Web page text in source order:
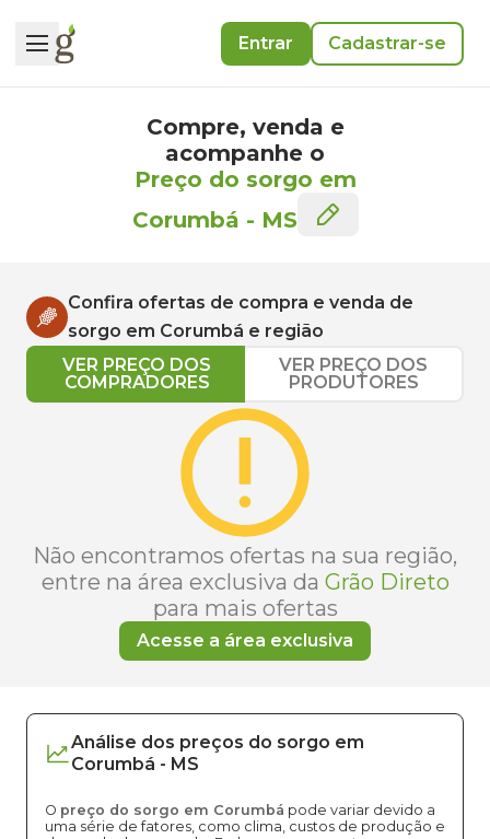
Entrar Cadastrar-se
Compre, venda e
acompanhe o
Preço do sorgo em
Corumbá - MS
Confira ofertas de compra e venda de
sorgo em Corumbá e região
VER PREÇO DOS
COMPRADORES
VER PREÇO DOS
PRODUTORES
Não encontramos ofertas na sua região,
entre na área exclusiva da Grão Direto
para mais ofertas
Acesse a área exclusiva
Análise dos preços do sorgo em
Corumbá - MS
O preço do sorgo em Corumbá pode variar devido a
uma série de fatores, como clima, custos de produção e